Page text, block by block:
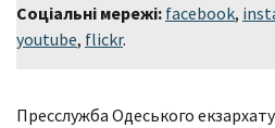
Соціальні мережі: facebook,
youtube, flickr.
Пресслужба Одеського